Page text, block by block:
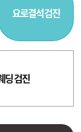
요로결석 검진
딩 검진